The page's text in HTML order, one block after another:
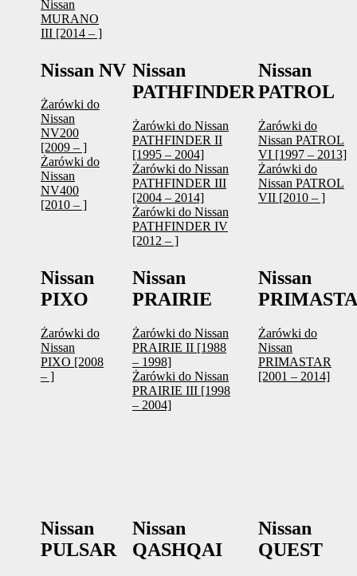
Nissan
MURANO
III [2014 – ]
Nissan NV
Żarówki do
Nissan
NV200
[2009 – ]
Żarówki do
Nissan
NV400
[2010 – ]
Nissan
PATHFINDER
Żarówki do Nissan
PATHFINDER II
[1995 – 2004]
Żarówki do Nissan
PATHFINDER III
[2004 – 2014]
Żarówki do Nissan
PATHFINDER IV
[2012 – ]
Nissan
PATROL
Żarówki do
Nissan PATROL
VI [1997 – 2013]
Żarówki do
Nissan PATROL
VII [2010 – ]
Nissan
PIXO
Żarówki do
Nissan
PIXO [2008
– ]
Nissan
PRAIRIE
Żarówki do Nissan
PRAIRIE II [1988
– 1998]
Żarówki do Nissan
PRAIRIE III [1998
– 2004]
Nissan
Żarówki do
Nissan
PRIMASTAR
[2001 – 2014]
Nissan
PULSAR
Nissan
QASHQAI
Nissan
QUEST